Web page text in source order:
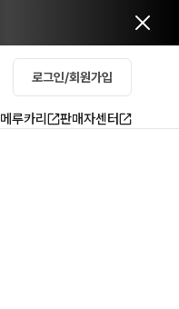
로그인/회원가입
메루카리 판매자센터